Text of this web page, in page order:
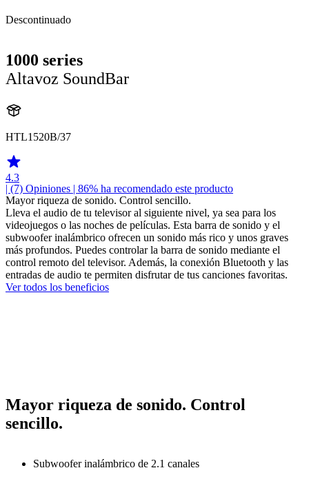
Descontinuado
1000 series
Altavoz SoundBar
HTL1520B/37
4.3
| (7) Opiniones | 86% ha recomendado este producto
Mayor riqueza de sonido. Control sencillo.
Lleva el audio de tu televisor al siguiente nivel, ya sea para los
videojuegos o las noches de películas. Esta barra de sonido y el
subwoofer inalámbrico ofrecen un sonido más rico y unos graves
más profundos. Puedes controlar la barra de sonido mediante el
control remoto del televisor. Además, la conexión Bluetooth y las
entradas de audio te permiten disfrutar de tus canciones favoritas.
Ver todos los beneficios
Mayor riqueza de sonido. Control
sencillo.
Subwoofer inalámbrico de 2.1 canales